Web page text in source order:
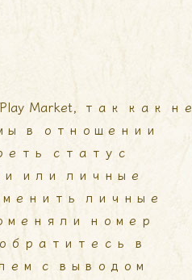
Market, так как не
в отношении
статус
или личные
личные
номер
в
с выводом